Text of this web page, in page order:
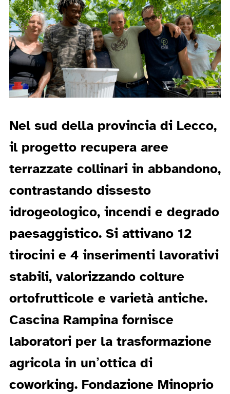
Nel sud della provincia di Lecco,
il progetto recupera aree
terrazzate collinari in abbandono,
contrastando dissesto
idrogeologico, incendi e degrado
paesaggistico. Si attivano 12
tirocini e 4 inserimenti lavorativi
stabili, valorizzando colture
ortofrutticole e varietà antiche.
Cascina Rampina fornisce
laboratori per la trasformazione
agricola in un’ottica di
coworking. Fondazione Minoprio